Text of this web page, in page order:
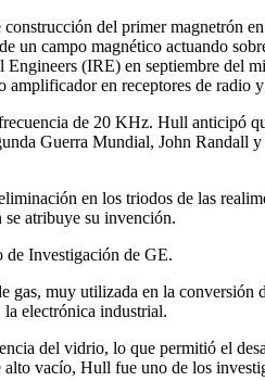
del primer magnetrón
un campo magnético actuando
(IRE) en septiembre del
en receptores de radio
de 20 KHz. Hull anticipó
Guerra Mundial, John
en los triodos de las
atribuye su invención.
Investigación de GE.
muy utilizada en la
la electrónica industrial.
del vidrio, lo que permitió el
vacío, Hull fue uno de los